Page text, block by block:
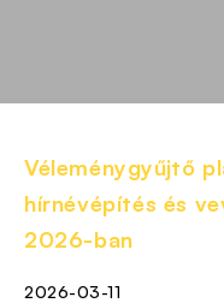
Véleménygyűjtő
hírnévépítés és
2026-ban
2026-03-11